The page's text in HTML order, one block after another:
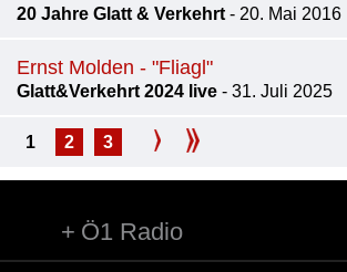
20 Jahre Glatt & Verkehrt - 20. Mai 2016
Ernst Molden - "Fliagl"
Glatt&Verkehrt 2024 live - 31. Juli 2025
1 2 3
Ö1 Radio